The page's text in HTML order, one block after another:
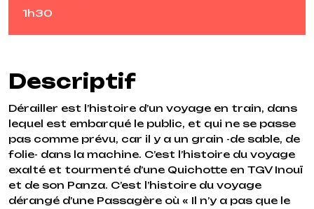
1h30
Descriptif
Dérailler est l’histoire d’un voyage en train, dans
lequel est embarqué le public, et qui ne se passe
pas comme prévu, car il y a un grain -de sable, de
folie- dans la machine. C’est l’histoire du voyage
exalté et tourmenté d’une Quichotte en TGV Inouï
et de son Panza. C’est l’histoire du voyage
dérangé d’une Passagère où « Il n’y a pas que le